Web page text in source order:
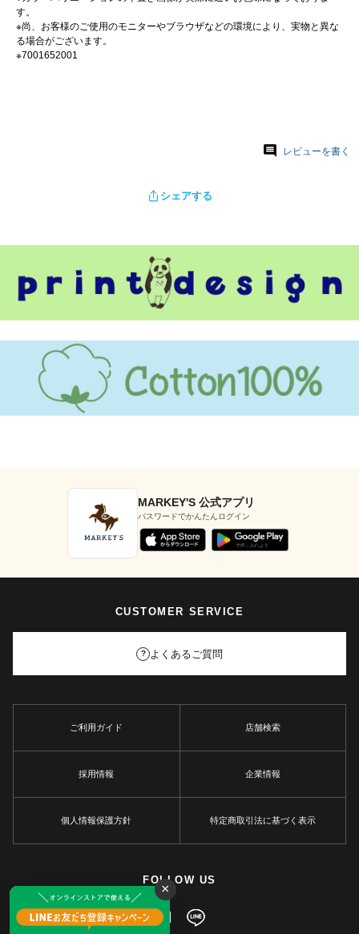
×
す。
※尚、お客様のご使用のモニターやブラウザなどの環境により、実物と異な
る場合がございます。
※7001652001
レビューを書く
シェアする
MARKEY'S 公式アプリ
パスワードでかんたんログイン
CUSTOMER SERVICE
? よくあるご質問
ご利用ガイド 店舗検索
採用情報 企業情報
個人情報保護方針 特定商取引法に基づく表示
FOLLOW US